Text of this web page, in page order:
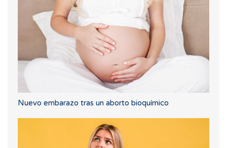
Nuevo embarazo tras un aborto bioquímico